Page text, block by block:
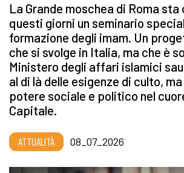
La Grande moschea di Roma
questi giorni un seminario
formazione degli imam. Un
che si svolge in Italia, ma che è
Ministero degli affari islamici
al di là delle esigenze di culto,
potere sociale e politico nel
Capitale.
ATTUALITÀ 08_07_2026